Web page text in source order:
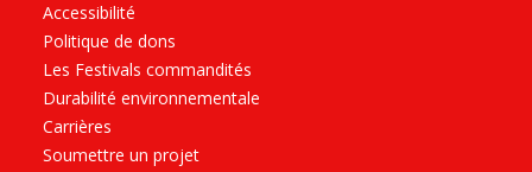
Accessibilité
Politique de dons
Les Festivals commandités
Durabilité environnementale
Carrières
Soumettre un projet